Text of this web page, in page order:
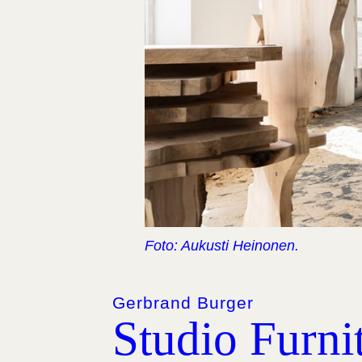
Foto: Aukusti Heinonen.
Gerbrand Burger
Studio